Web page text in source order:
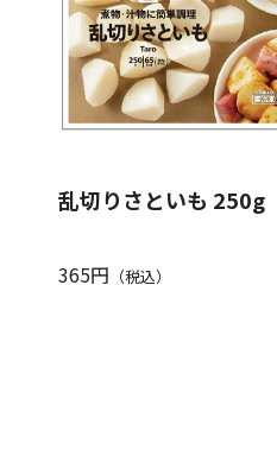
乱切りさといも 250g
365円 （税込）